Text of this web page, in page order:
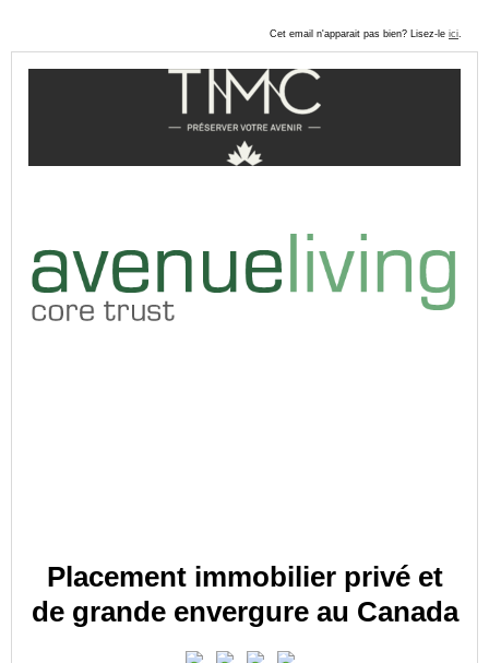
Cet email n'apparait pas bien? Lisez-le ici.
Placement immobilier privé et
de grande envergure au Canada